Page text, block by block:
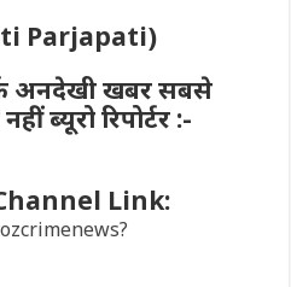
Parjapati)
अनदेखी खबर सबसे
ब्यूरो रिपोर्टर :-
Link: